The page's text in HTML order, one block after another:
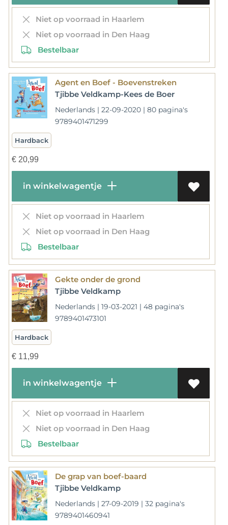
Niet op voorraad in Haarlem
Niet op voorraad in Den Haag
Bestelbaar
Agent en Boef - Boevenstreken
Tjibbe Veldkamp-Kees de Boer
Nederlands | 22-09-2020 | 80 pagina's
9789401471299
Hardback
€20,99
in winkelwagentje
Niet op voorraad in Haarlem
Niet op voorraad in Den Haag
Bestelbaar
Gekte onder de grond
Tjibbe Veldkamp
Nederlands | 19-03-2021 | 48 pagina's
9789401473101
Hardback
€11,99
in winkelwagentje
Niet op voorraad in Haarlem
Niet op voorraad in Den Haag
Bestelbaar
De grap van boef-baard
Tjibbe Veldkamp
Nederlands | 27-09-2019 | 32 pagina's
9789401460941